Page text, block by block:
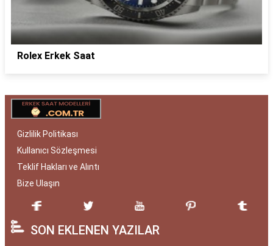
Rolex Erkek Saat
Gizlilik Politikası
Kullanıcı Sözleşmesi
Teklif Hakları ve Alıntı
Bize Ulaşın
SON EKLENEN YAZILAR